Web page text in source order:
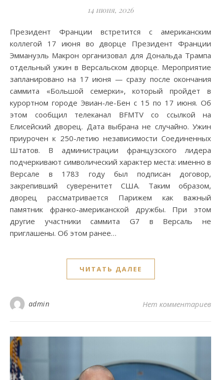
14 июня, 2026
Президент Франции встретится с американским
коллегой 17 июня во дворце Президент Франции
Эммануэль Макрон организовал для Дональда Трампа
отдельный ужин в Версальском дворце. Мероприятие
запланировано на 17 июня — сразу после окончания
саммита «Большой семерки», который пройдет в
курортном городе Эвиан-ле-Бен с 15 по 17 июня. Об
этом сообщил телеканал BFMTV со ссылкой на
Елисейский дворец. Дата выбрана не случайно. Ужин
приурочен к 250-летию независимости Соединенных
Штатов. В администрации французского лидера
подчеркивают символический характер места: именно в
Версале в 1783 году был подписан договор,
закрепивший суверенитет США. Таким образом,
дворец рассматривается Парижем как важный
памятник франко-американской дружбы. При этом
другие участники саммита G7 в Версаль не
приглашены. Об этом ранее…
ЧИТАТЬ ДАЛЕЕ
admin Нет комментариев